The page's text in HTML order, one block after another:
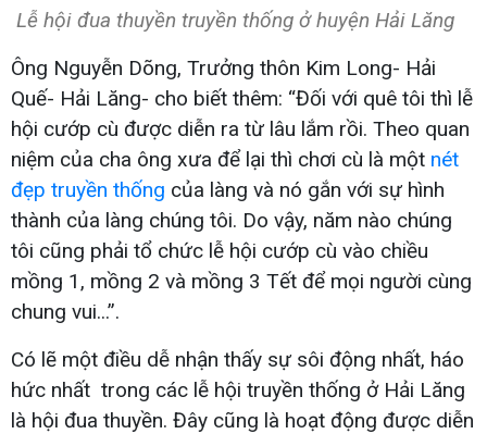
Lễ hội đua thuyền truyền thống ở huyện Hải Lăng
Ông Nguyễn Dõng, Trưởng thôn Kim Long- Hải
Quế- Hải Lăng- cho biết thêm: “Đối với quê tôi thì lễ
hội cướp cù được diễn ra từ lâu lắm rồi. Theo quan
niệm của cha ông xưa để lại thì chơi cù là một nét
đẹp truyền thống của làng và nó gắn với sự hình
thành của làng chúng tôi. Do vậy, năm nào chúng
tôi cũng phải tổ chức lễ hội cướp cù vào chiều
mồng 1, mồng 2 và mồng 3 Tết để mọi người cùng
chung vui...”.
Có lẽ một điều dễ nhận thấy sự sôi động nhất, háo
hức nhất trong các lễ hội truyền thống ở Hải Lăng
là hội đua thuyền. Đây cũng là hoạt động được diễn